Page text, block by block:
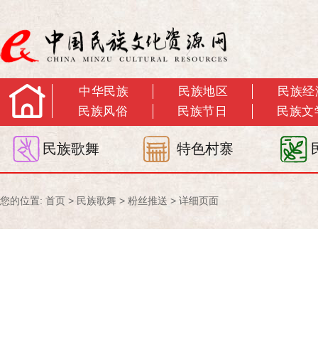
中华民族 民族地区
民族经
民族风俗
民族节日 民族文
民族歌舞 特色村寨
您的位置: 首页 > 民族歌舞 > 粉丝推送 > 详细页面